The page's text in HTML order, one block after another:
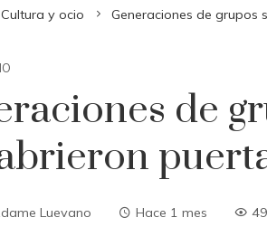
Cultura y ocio Generaciones de grupos
de
Luevano Hace 1 mes 49